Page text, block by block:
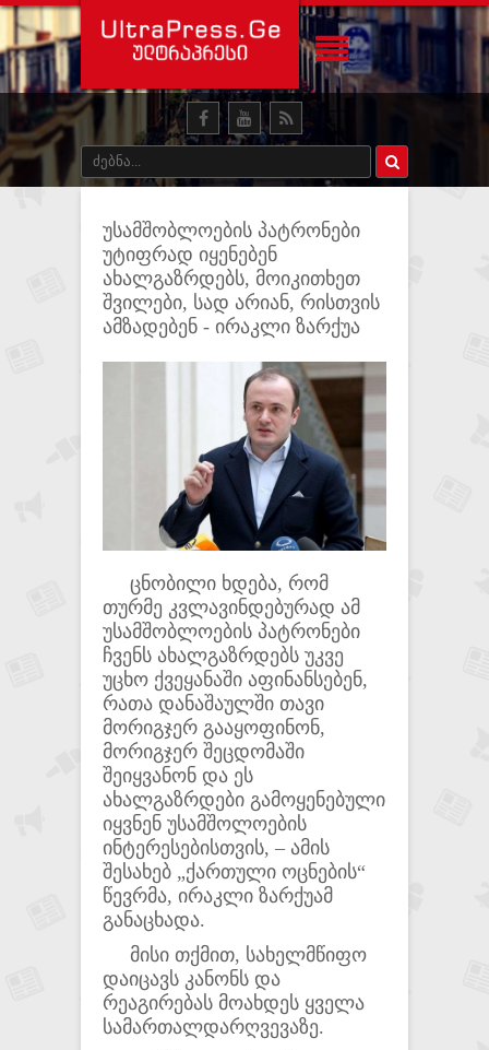
უსამშობლოების პატრონები
უტიფრად იყენებენ
ახალგაზრდებს, მოიკითხეთ
შვილები, სად არიან, რისთვის
ამზადებენ - ირაკლი ზარქუა
ცნობილი ხდება, რომ
თურმე კვლავინდებურად ამ
უსამშობლოების პატრონები
ჩვენს ახალგაზრდებს უკვე
უცხო ქვეყანაში აფინანსებენ,
რათა დანაშაულში თავი
მორიგჯერ გააყოფინონ,
მორიგჯერ შეცდომაში
შეიყვანონ და ეს
ახალგაზრდები გამოყენებული
იყვნენ უსამშოლოების
ინტერესებისთვის, – ამის
შესახებ „ქართული ოცნების“
წევრმა, ირაკლი ზარქუამ
განაცხადა.
მისი თქმით, სახელმწიფო
დაიცავს კანონს და
რეაგირებას მოახდეს ყველა
სამართალდარღვევაზე.